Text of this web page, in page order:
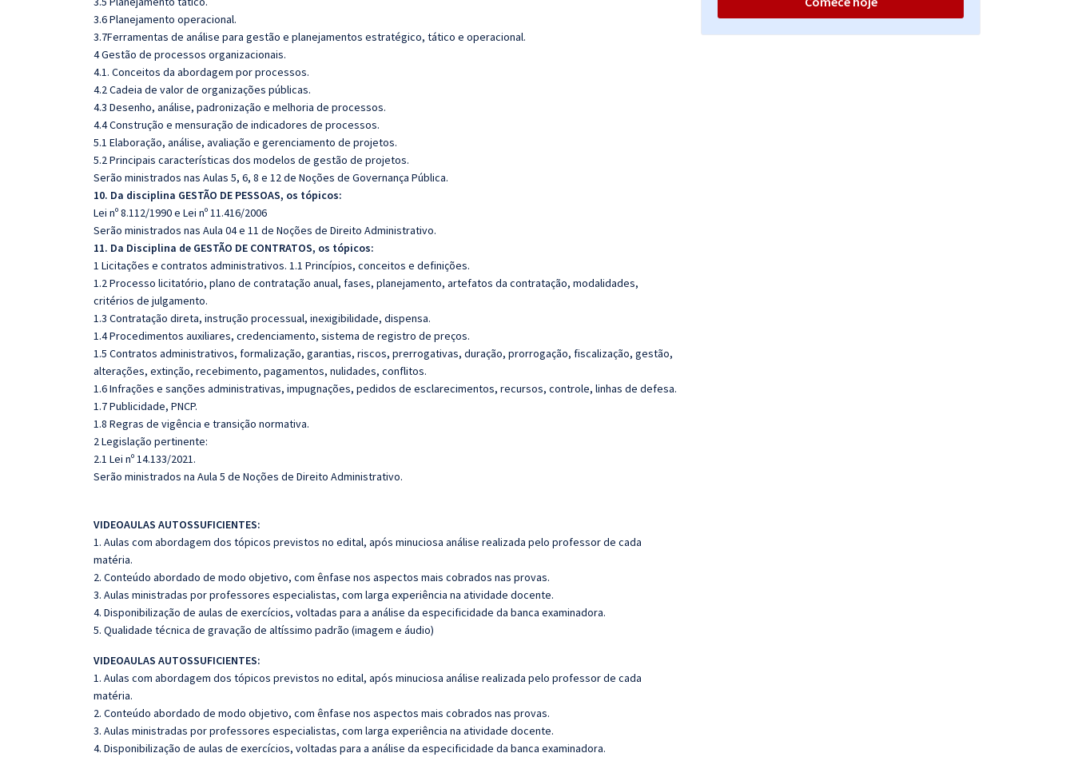
3.6 Planejamento operacional.
3.7Ferramentas de análise para gestão e planejamentos estratégico, tático e operacional.
4 Gestão de processos organizacionais.
4.1. Conceitos da abordagem por processos.
4.2 Cadeia de valor de organizações públicas.
4.3 Desenho, análise, padronização e melhoria de processos.
4.4 Construção e mensuração de indicadores de processos.
5.1 Elaboração, análise, avaliação e gerenciamento de projetos.
5.2 Principais características dos modelos de gestão de projetos.
Serão ministrados nas Aulas 5, 6, 8 e 12 de Noções de Governança Pública.
10. Da disciplina GESTÃO DE PESSOAS, os tópicos:
Lei nº 8.112/1990 e Lei nº 11.416/2006
Serão ministrados nas Aula 04 e 11 de Noções de Direito Administrativo.
11. Da Disciplina de GESTÃO DE CONTRATOS, os tópicos:
1 Licitações e contratos administrativos. 1.1 Princípios, conceitos e definições.
1.2 Processo licitatório, plano de contratação anual, fases, planejamento, artefatos da contratação, modalidades,
critérios de julgamento.
1.3 Contratação direta, instrução processual, inexigibilidade, dispensa.
1.4 Procedimentos auxiliares, credenciamento, sistema de registro de preços.
1.5 Contratos administrativos, formalização, garantias, riscos, prerrogativas, duração, prorrogação, fiscalização, gestão,
alterações, extinção, recebimento, pagamentos, nulidades, conflitos.
1.6 Infrações e sanções administrativas, impugnações, pedidos de esclarecimentos, recursos, controle, linhas de defesa.
1.7 Publicidade, PNCP.
1.8 Regras de vigência e transição normativa.
2 Legislação pertinente:
2.1 Lei nº 14.133/2021.
Serão ministrados na Aula 5 de Noções de Direito Administrativo.
VIDEOAULAS AUTOSSUFICIENTES:
1. Aulas com abordagem dos tópicos previstos no edital, após minuciosa análise realizada pelo professor de cada
matéria.
2. Conteúdo abordado de modo objetivo, com ênfase nos aspectos mais cobrados nas provas.
3. Aulas ministradas por professores especialistas, com larga experiência na atividade docente.
4. Disponibilização de aulas de exercícios, voltadas para a análise da especificidade da banca examinadora.
5. Qualidade técnica de gravação de altíssimo padrão (imagem e áudio)
VIDEOAULAS AUTOSSUFICIENTES:
1. Aulas com abordagem dos tópicos previstos no edital, após minuciosa análise realizada pelo professor de cada
matéria.
2. Conteúdo abordado de modo objetivo, com ênfase nos aspectos mais cobrados nas provas.
3. Aulas ministradas por professores especialistas, com larga experiência na atividade docente.
4. Disponibilização de aulas de exercícios, voltadas para a análise da especificidade da banca examinadora.